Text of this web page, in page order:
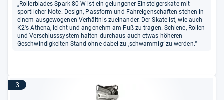
„Rollerblades Spark 80 W ist ein gelungener Einsteigerskate mit
sportlicher Note. Design, Passform und Fahreigenschaften stehen in
einem ausgewogenen Verhältnis zueinander. Der Skate ist, wie auch
K2's Athena, leicht und angenehm am Fuß zu tragen. Schiene, Rollen
und Verschlusssystem halten durchaus auch etwas höheren
Geschwindigkeiten Stand ohne dabei zu ‚schwammig‘ zu werden.“
3